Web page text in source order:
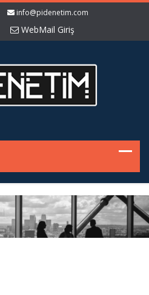
info@pidenetim.com
WebMail Giriş